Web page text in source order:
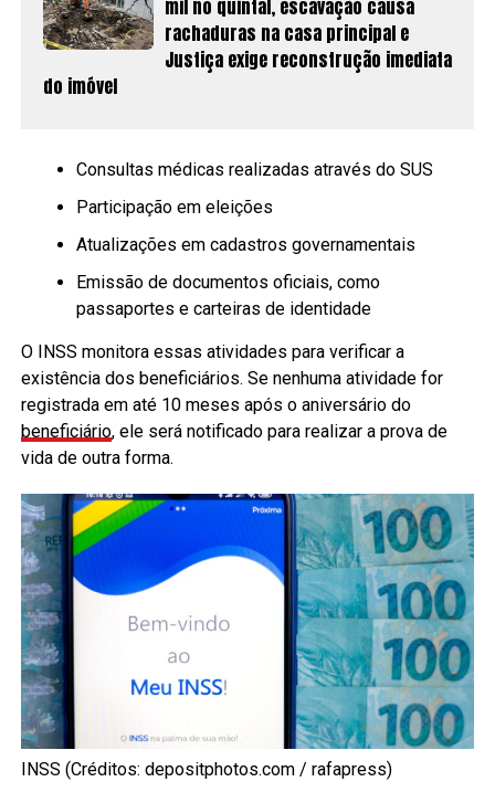
mil no quintal, escavação causa
rachaduras na casa principal e
Justiça exige reconstrução imediata
do imóvel
Consultas médicas realizadas através do SUS
Participação em eleições
Atualizações em cadastros governamentais
Emissão de documentos oficiais, como
passaportes e carteiras de identidade
O INSS monitora essas atividades para verificar a
existência dos beneficiários. Se nenhuma atividade for
registrada em até 10 meses após o aniversário do
beneficiário, ele será notificado para realizar a prova de
vida de outra forma.
INSS (Créditos: depositphotos.com / rafapress)